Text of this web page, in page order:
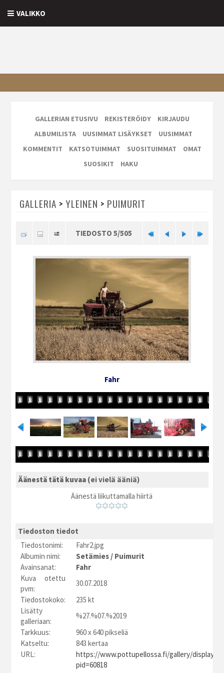
VALIKKO
GALLERIAN ETUSIVU REKISTERÖIDY
KIRJAUDU
ALBUMILISTA
UUSIMMAT LISÄYKSET
UUSIMMAT
KOMMENTIT
KATSOTUIMMAT SUOSITUIMMAT
OMAT
SUOSIKIT
HAKU
GALLERIA > YLEINEN > PUIMURIT
TIEDOSTO 5/505
Fahr
Äänestä tätä kuvaa (ei vielä ääniä)
Äänestä liikuttamalla hiirtä
Tiedoston tiedot
Tiedostonimi:
Fahr2.jpg
Albumin nimi:
Setämies / Puimurit
Avainsanat:
Fahr
Kuva otettu
pvm:
30.07.2018
Tiedostokoko:
235 kt
Lisätty
galleriaan:
%27.%07.%2019
Tarkkuus:
960 x 640 pikseliä
Katseltu:
843 kertaa
URL:
https://www.pottupellossa.fi/gallery/
pid=60818